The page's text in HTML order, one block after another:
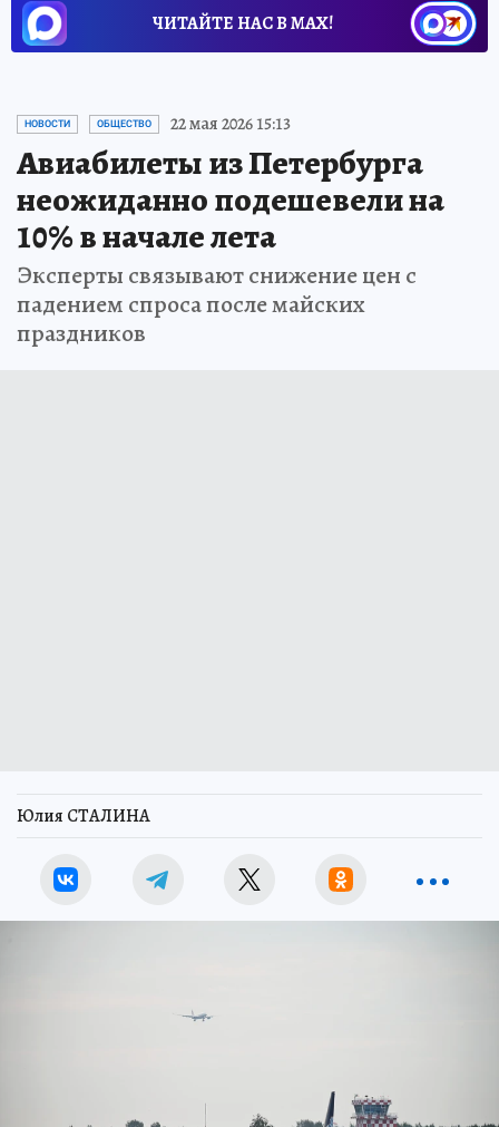
ЧИТАЙТЕ НАС В МАХ!
НОВОСТИ ОБЩЕСТВО 22 мая 2026 15:13
Авиабилеты из Петербурга
неожиданно подешевели на
10% в начале лета
Эксперты связывают снижение цен с
падением спроса после майских
праздников
Юлия СТАЛИНА